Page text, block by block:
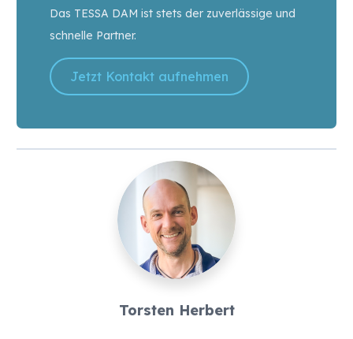
Das TESSA DAM ist stets der zuverlässige und
schnelle Partner.
Jetzt Kontakt aufnehmen
Torsten Herbert